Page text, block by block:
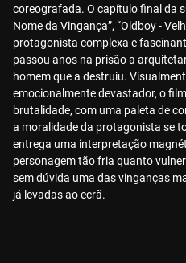
coreografada. O capítulo final da
Nome da Vingança”, “Oldboy -
protagonista complexa e
passou anos na prisão a
homem que a destruiu.
emocionalmente devastador, o
brutalidade, com uma paleta de
a moralidade da protagonista se
entrega uma interpretação
personagem tão fria quanto
sem dúvida uma das vinganças
já levadas ao ecrã.